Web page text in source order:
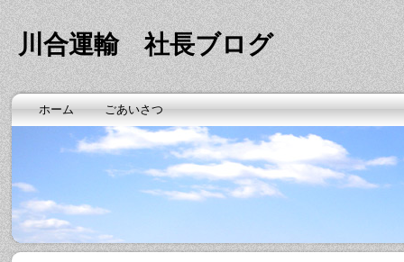
川合運輸 社長ブログ
ホーム ごあいさつ